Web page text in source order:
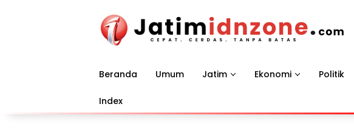
Beranda Umum Jatim Ekonomi Politik
Index